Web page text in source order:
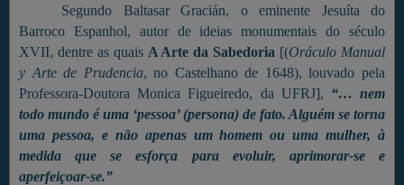
Segundo Baltasar Gracián, o eminente Jesuíta do
Barroco Espanhol, autor de ideias monumentais do século
XVII, dentre as quais A Arte da Sabedoria [(Oráculo Manual
y Arte de Prudencia, no Castelhano de 1648), louvado pela
Professora-Doutora Monica Figueiredo, da UFRJ], “… nem
todo mundo é uma ‘pessoa’ (persona) de fato. Alguém se torna
uma pessoa, e não apenas um homem ou uma mulher, à
medida que se esforça para evoluir, aprimorar-se e
aperfeiçoar-se.”